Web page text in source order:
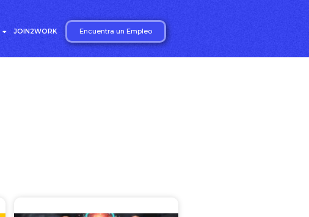
JOIN2WORK Encuentra un Empleo